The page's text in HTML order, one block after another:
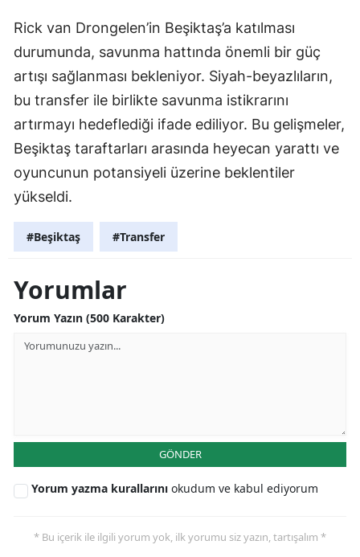
Rick van Drongelen’in Beşiktaş’a katılması
durumunda, savunma hattında önemli bir güç
artışı sağlanması bekleniyor. Siyah-beyazlıların,
bu transfer ile birlikte savunma istikrarını
artırmayı hedeflediği ifade ediliyor. Bu gelişmeler,
Beşiktaş taraftarları arasında heyecan yarattı ve
oyuncunun potansiyeli üzerine beklentiler
yükseldi.
#Beşiktaş #Transfer
Yorumlar
Yorum Yazın (500 Karakter)
GÖNDER
Yorum yazma kurallarını okudum ve kabul ediyorum
* Bu içerik ile ilgili yorum yok, ilk yorumu siz yazın, tartışalım *